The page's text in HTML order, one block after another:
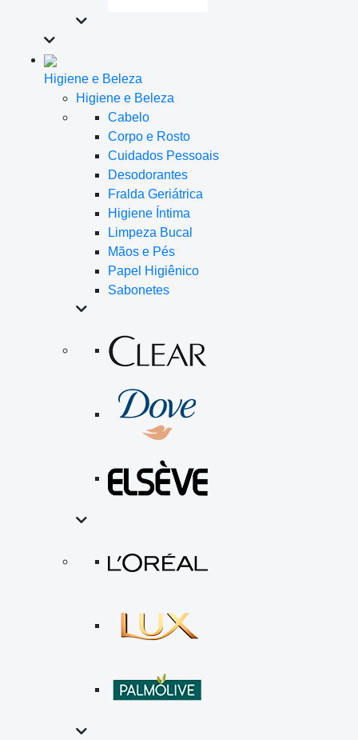
Higiene e Beleza
Higiene e Beleza
Cabelo
Corpo e Rosto
Cuidados Pessoais
Desodorantes
Fralda Geriátrica
Higiene Íntima
Limpeza Bucal
Mãos e Pés
Papel Higiênico
Sabonetes